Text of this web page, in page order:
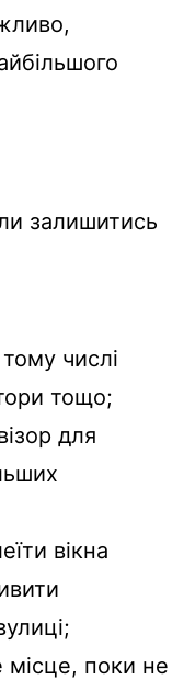
залишитись
числі
тощо;
для
вікна
поки не